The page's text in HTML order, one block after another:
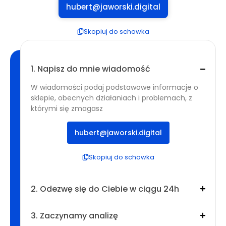
hubert@jaworski.digital
Skopiuj do schowka
1. Napisz do mnie wiadomość
W wiadomości podaj podstawowe informacje o
sklepie, obecnych działaniach i problemach, z
którymi się zmagasz
hubert@jaworski.digital
Skopiuj do schowka
2. Odezwę się do Ciebie w ciągu 24h
3. Zaczynamy analizę